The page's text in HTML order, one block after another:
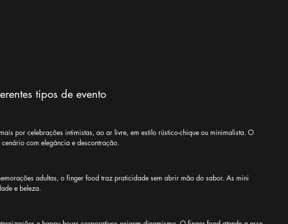
tipos de evento
por celebrações intimistas, ao ar livre, em estilo rústico-chique ou minimalista. O
com elegância e descontração.
adultas, o finger food traz praticidade sem abrir mão do sabor. As mini
e beleza.